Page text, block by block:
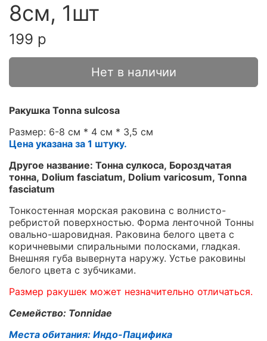
8см, 1шт
199 р
Нет в наличии
Ракушка Tonna sulcosa
Размер: 6-8 см * 4 см * 3,5 см
Цена указана за 1 штуку.
Другое название: Тонна сулкоса, Бороздчатая
тонна, Dolium fasciatum, Dolium varicosum, Tonna
fasciatum
Тонкостенная морская раковина с волнисто-
ребристой поверхностью. Форма ленточной Тонны
овально-шаровидная. Раковина белого цвета с
коричневыми спиральными полосками, гладкая.
Внешняя губа вывернута наружу. Устье раковины
белого цвета с зубчиками.
Размер ракушек может незначительно отличаться.
Семейство: Tonnidae
Места обитания: Индо-Пацифика